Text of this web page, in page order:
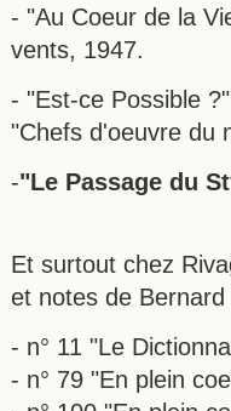
- "Au Coeur de la
vents, 1947.
- "Est-ce Possible
"Chefs d'oeuvre du
-"Le Passage du
Et surtout chez
et notes de
- n° 11 "Le
- n° 79 "En plein